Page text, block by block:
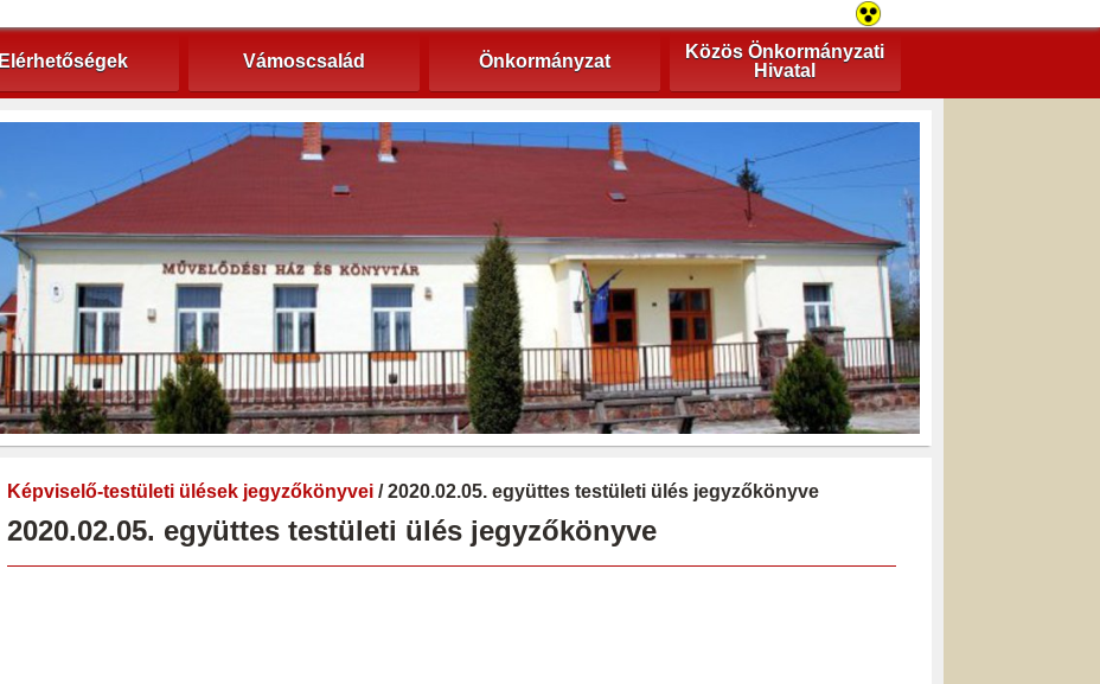
Elérhetőségek Vámoscsalád Önkormányzat
Közös Önkormányzati
Hivatal
Képviselő-testületi ülések jegyzőkönyvei / 2020.02.05. együttes testületi ülés jegyzőkönyve
2020.02.05. együttes testületi ülés jegyzőkönyve